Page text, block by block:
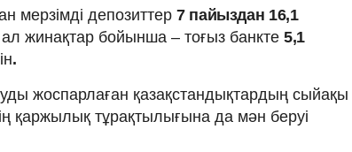
мерзімді депозиттер 7 пайыздан 16,1
жинақтар бойынша – тоғыз банкте5,1
.
жоспарлаған қазақстандықтардың сыйақы
қаржылық тұрақтылығына да мән беруі